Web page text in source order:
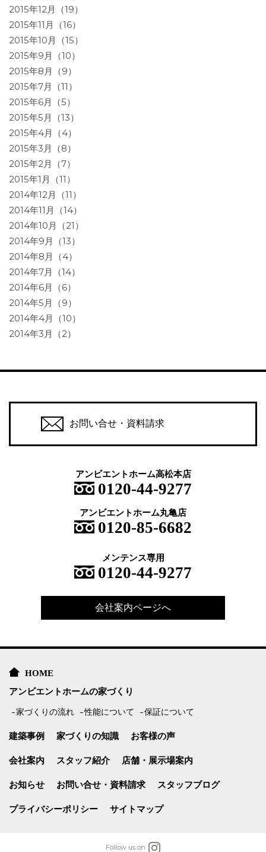
2015年12月（19）
2015年11月（16）
2015年10月（15）
2015年9月（10）
2015年8月（9）
2015年7月（11）
2015年6月（5）
2015年5月（13）
2015年4月（4）
2015年3月（8）
2015年2月（7）
2015年1月（11）
2014年12月（11）
2014年11月（14）
2014年10月（21）
2014年9月（13）
2014年8月（4）
2014年7月（14）
2014年6月（6）
2014年5月（9）
2014年4月（10）
2014年3月（2）
お問い合せ・資料請求
アンビエントホーム高松本店
0120-44-9277
アンビエントホーム丸亀店
0120-85-6682
メンテンス専用
0120-44-9277
会社案内ページへ
HOME
アンビエントホームの家づくり
家づくりの流れ 性能について 保証について
建築事例 家づくりの知識 お客様の声
会社案内 スタッフ紹介 店舗・展示場案内
お知らせ お問い合せ・資料請求 スタッフブログ
プライバシーポリシー サイトマップ
Follow us on